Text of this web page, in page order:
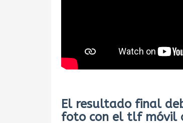
El resultado final
foto con el tlf móvil